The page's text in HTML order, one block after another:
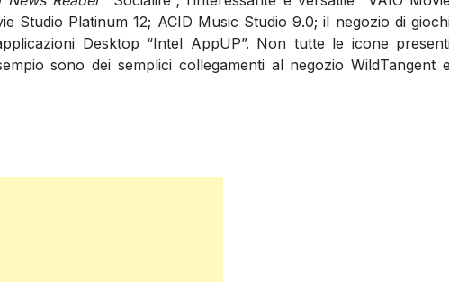
Studio Platinum 12; ACID Music Studio 9.0; il negozio di
Desktop “Intel AppUP”. Non tutte le icone
sono dei semplici collegamenti al negozio WildTangent e